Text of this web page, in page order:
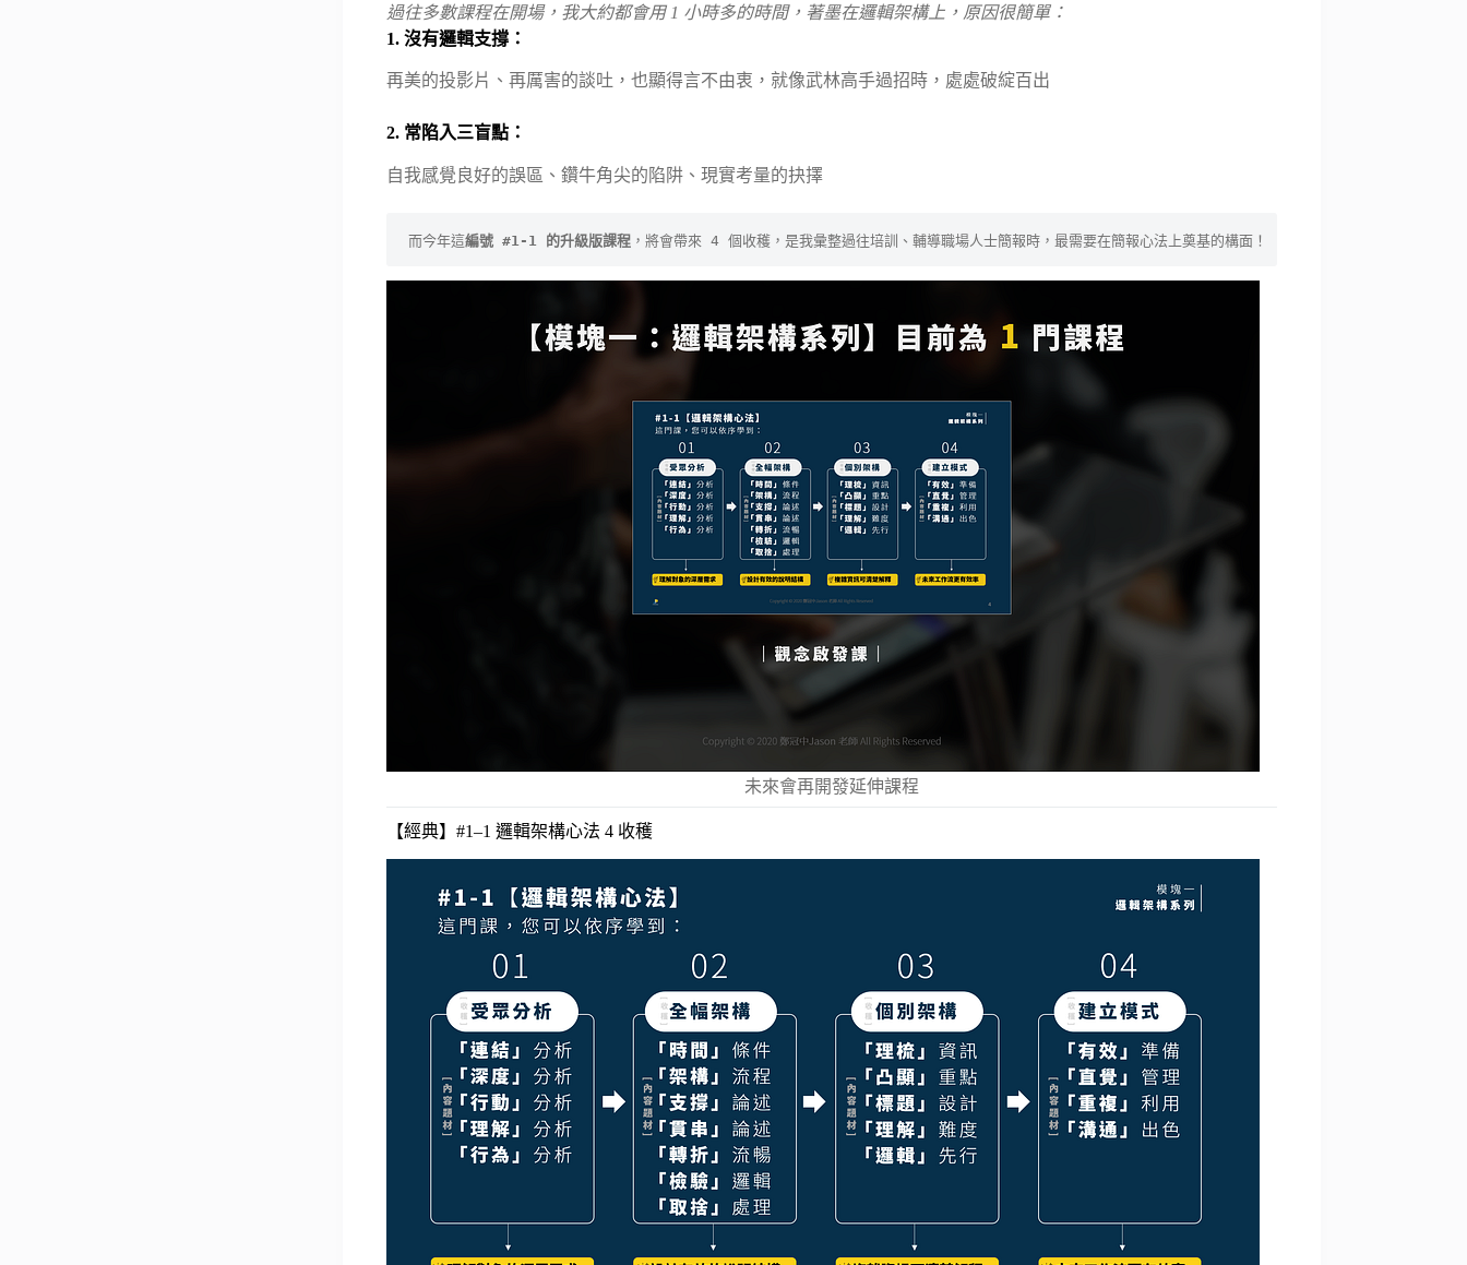
過往多數課程在開場，我大約都會用 1 小時多的時間，著墨在邏輯架構上，原因很簡單：
1. 沒有邏輯支撐：
再美的投影片、再厲害的談吐，也顯得言不由衷，就像武林高手過招時，處處破綻百出
2. 常陷入三盲點：
自我感覺良好的誤區、鑽牛角尖的陷阱、現實考量的抉擇
而今年這編號 #1-1 的升級版課程 ，將會帶來 4 個收穫，是我彙整過往培訓、輔導職場人士簡報時，最需要在簡報心法上奠基的構面！
未來會再開發延伸課程
【經典】#1–1 邏輯架構心法 4 收穫